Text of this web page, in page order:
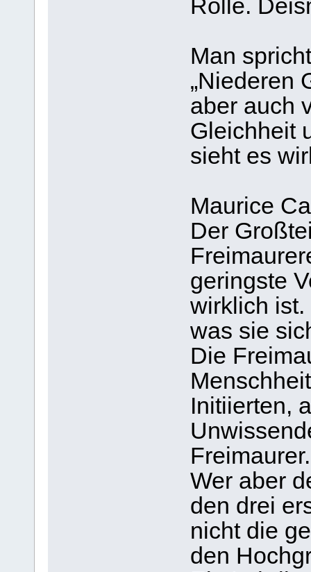
Rolle.
Man
„Niederen
aber auch
Gleichheit
sieht es
Maurice
Der
geringste
wirklich
was sie
Die
Initiierten,
Freimaurer.
Wer aber
den drei
nicht die
den